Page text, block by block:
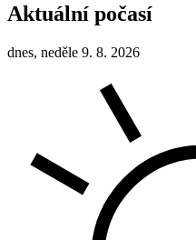
Aktuální počasí
dnes, neděle 9. 8. 2026